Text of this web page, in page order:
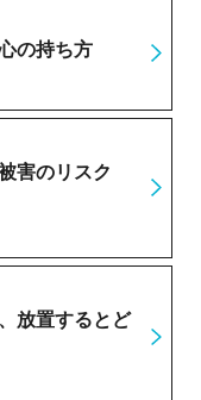
の持ち方
害のリスク
放置するとど